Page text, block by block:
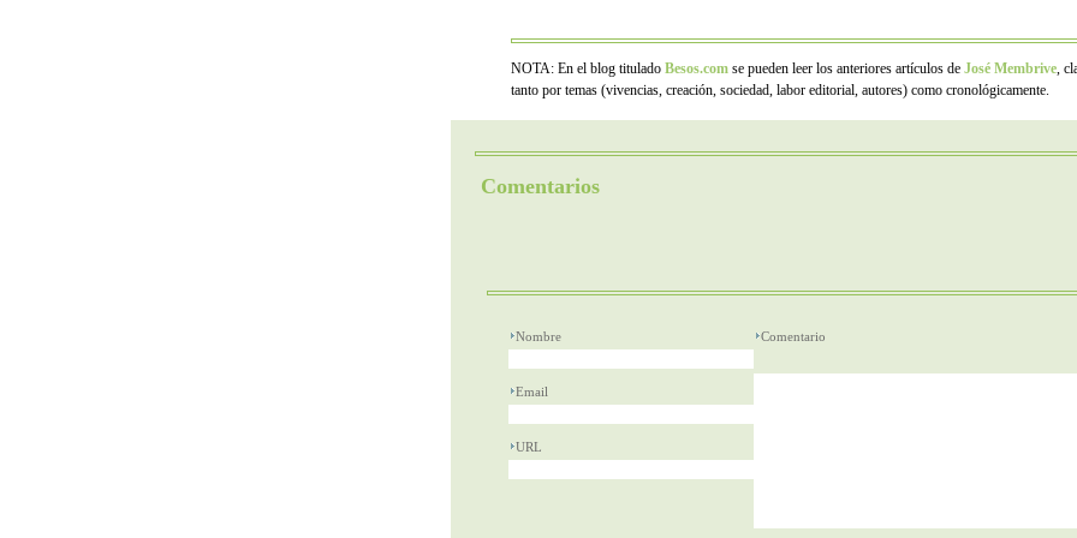
NOTA: En el blog titulado Besos.com se pueden leer los anteriores artículos de José Membrive,
tanto por temas (vivencias, creación, sociedad, labor editorial, autores) como cronológicamente.
Comentarios
Nombre
Email
URL
Comentario